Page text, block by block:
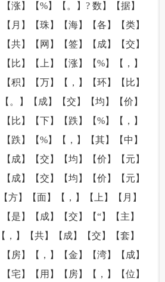
涨】【%】【。】? 数】【据】
月】【珠】【海】【各】【类】
共】【网】【签】【成】【交】
比】【上】【涨】【%】【，】
积】【万】【，】【环】【比】
。】【成】【交】【均】【价】
比】【下】【跌】【%】【，】
跌】【%】【，】【其】【中】
成】【交】【均】【价】【元】
成】【交】【均】【价】【元】
方】【面】【，】【上】【月】
是】【成】【交】【“】【主】
，】【共】【成】【交】【套】
房】【，】【金】【湾】【成】
宅】【用】【房】【，】【位】